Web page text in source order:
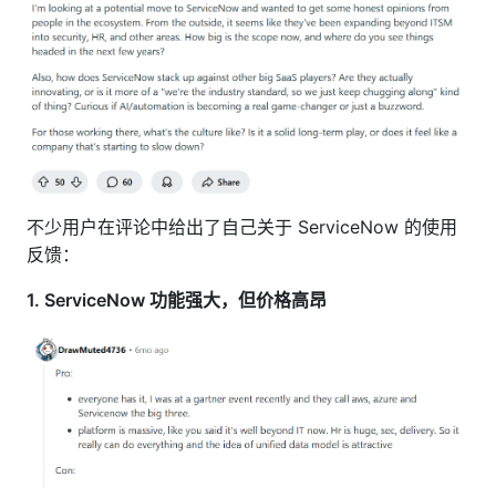
不少用户在评论中给出了自己关于 ServiceNow 的使用
反馈：
1. ServiceNow 功能强大，但价格高昂